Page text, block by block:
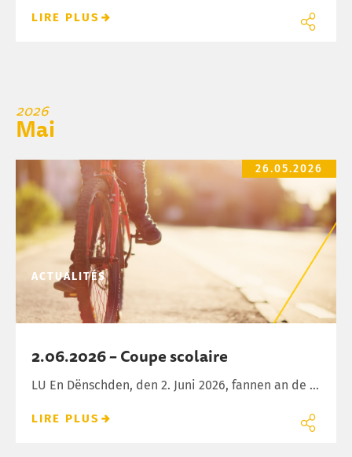
LIRE PLUS
Mai
2026
2.06.2026 – Coupe scolaire 26.05.2026
ACTUALITÉS
2.06.2026 – Coupe scolaire
LU En Dënschden, den 2. Juni 2026, fannen an de ...
LIRE PLUS